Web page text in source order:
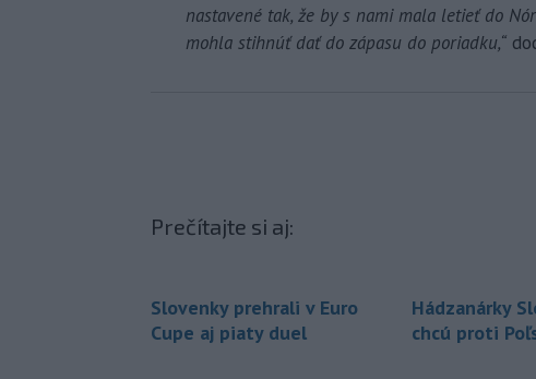
nastavené tak, že by s nami mala letieť do
mohla stihnúť dať do zápasu do poriadku,“
Prečítajte si aj:
Slovenky prehrali v Euro
Cupe aj piaty duel
Hádzanárky
chcú proti